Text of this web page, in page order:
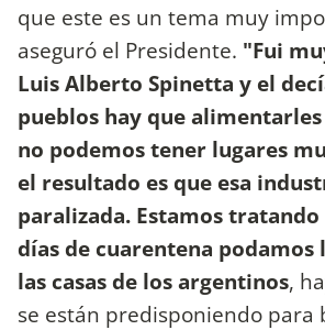
que este es un tema muy
aseguró el Presidente. "Fui
Luis Alberto Spinetta y el
pueblos hay que
no podemos tener lugares
el resultado es que esa
paralizada. Estamos tratando
días de cuarentena podamos
las casas de los argentinos,
se están predisponiendo para